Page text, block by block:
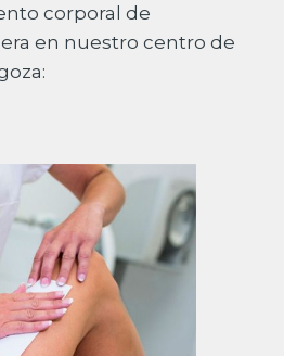
corporal de
en nuestro centro de